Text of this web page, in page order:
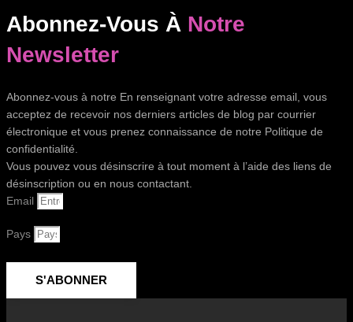
Abonnez-Vous À Notre
Newsletter
Abonnez-vous à notre En renseignant votre adresse email, vous
acceptez de recevoir nos derniers articles de blog par courrier
électronique et vous prenez connaissance de notre Politique de
confidentialité.
Vous pouvez vous désinscrire à tout moment à l’aide des liens de
désinscription ou en nous contactant.
Email
Pays
S'ABONNER